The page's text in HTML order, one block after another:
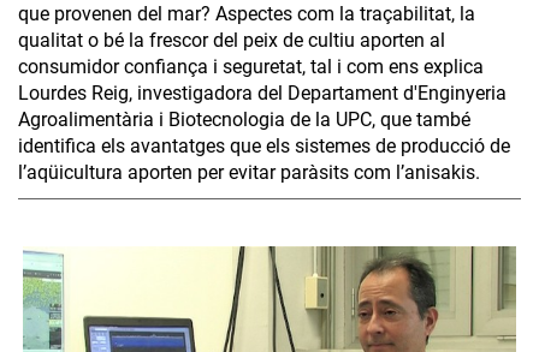
que provenen del mar? Aspectes com la traçabilitat, la
qualitat o bé la frescor del peix de cultiu aporten al
consumidor confiança i seguretat, tal i com ens explica
Lourdes Reig, investigadora del Departament d'Enginyeria
Agroalimentària i Biotecnologia de la UPC, que també
identifica els avantatges que els sistemes de producció de
l’aqüicultura aporten per evitar paràsits com l’anisakis.